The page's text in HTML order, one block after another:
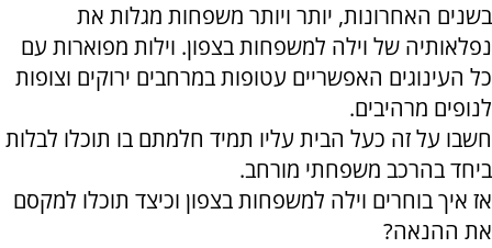
בשנים האחרונות, יותר ויותר משפחות מגלות את
נפלאותיה של וילה למשפחות בצפון. וילות מפוארות עם
כל העינוגים האפשריים עטופות במרחבים ירוקים וצופות
לנופים מרהיבים.
חשבו על זה כעל הבית עליו תמיד חלמתם בו תוכלו לבלות
ביחד בהרכב משפחתי מורחב.
אז איך בוחרים וילה למשפחות בצפון וכיצד תוכלו למקסם
את ההנאה?